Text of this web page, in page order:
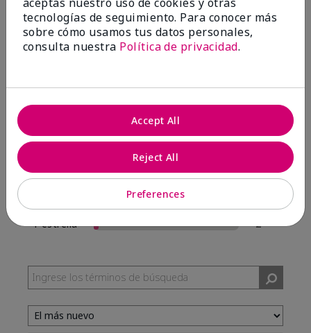
Escribir Una Opinión
3 estrellas
1
1 estrella
2
tecnologías de seguimiento. Para conocer más
sobre cómo usamos tus datos personales,
consulta nuestra Política de privacidad.
Preferences
Reject All
Accept All